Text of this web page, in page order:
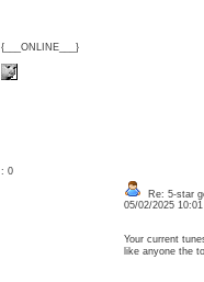
{___ONLINE___}
: 0
Re: 5-star
05/02/2025
Your current
like anyone the